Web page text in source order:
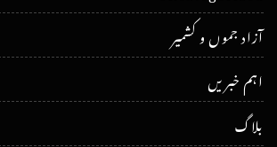
آزاد جموں و کشمیر
اہم خبریں
بلاگ